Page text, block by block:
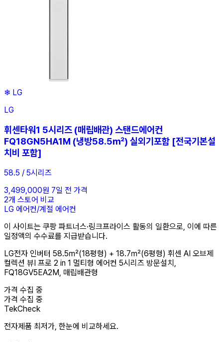
❄ LG
LG
휘센타워1 5시리즈 (매립배관) 스탠드에어컨
FQ18GN5HA1M (냉방58.5㎡) 실외기포함 [전국기본설
치비 포함]
58.5 / 5시리즈
3,499,000원 7일 전 가격
2개 스토어 비교
LG 에어컨/계절 에어컨
이 사이트는 쿠팡 파트너스·링크프라이스 활동의 일환으로, 이에 따른
일정액의 수수료를 지급받습니다.
LG전자 인버터 58.5㎡(18평형) + 18.7㎡(6평형) 휘센 AI 오브제
컬렉션 뷰I 프로 2 in 1 멀티형 에어컨 5시리즈 방문설치,
FQ18GV5EA2M, 매립배관형
가격 수집 중
가격 수집 중
TekCheck
전자제품 최저가, 한눈에 비교하세요.